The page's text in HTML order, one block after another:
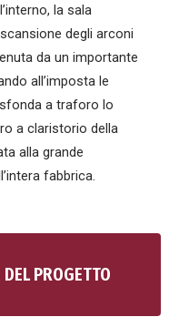
la sala
degli arconi
da un importante
all’imposta le
a traforo lo
a claristorio della
alla grande
fabbrica.
PROGETTO